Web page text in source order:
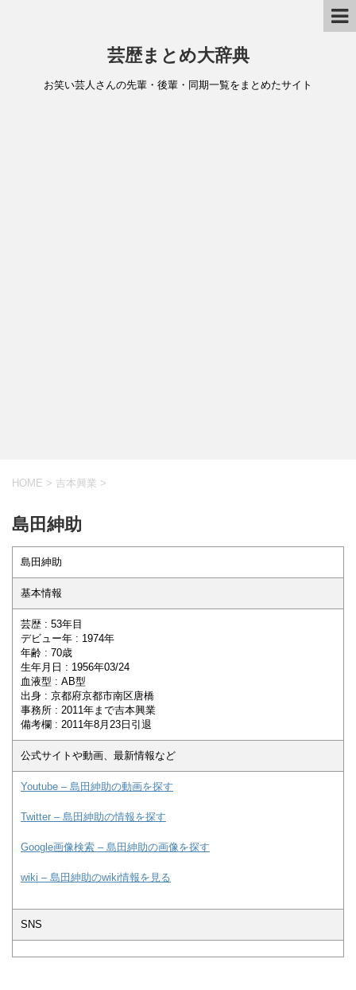
芸歴まとめ大辞典
お笑い芸人さんの先輩・後輩・同期一覧をまとめたサイト
HOME > 吉本興業 >
島田紳助
島田紳助
基本情報
芸歴 : 53年目
デビュー年 : 1974年
年齢 : 70歳
生年月日 : 1956年03/24
血液型 : AB型
出身 : 京都府京都市南区唐橋
事務所 : 2011年まで吉本興業
備考欄 : 2011年8月23日引退
公式サイトや動画、最新情報など
Youtube – 島田紳助の動画を探す
Twitter – 島田紳助の情報を探す
Google画像検索 – 島田紳助の画像を探す
wiki – 島田紳助のwiki情報を見る
SNS